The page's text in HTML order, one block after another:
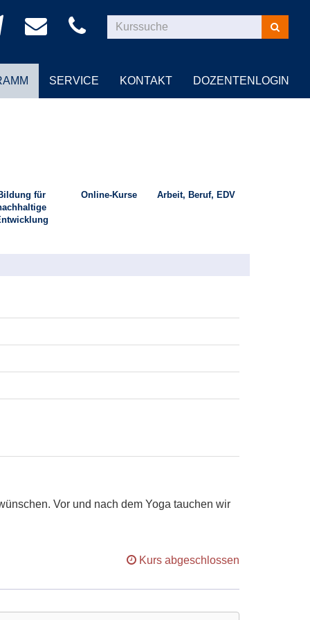
Kurse
suchen
SERVICE KONTAKT DOZENTENLOGIN
für
Online-Kurse Arbeit, Beruf, EDV
Vor und nach dem Yoga tauchen wir
Kurs abgeschlossen